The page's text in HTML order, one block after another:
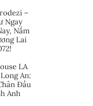
–
Ngay
Nắm
Lai
LA
An:
Đầu
Anh